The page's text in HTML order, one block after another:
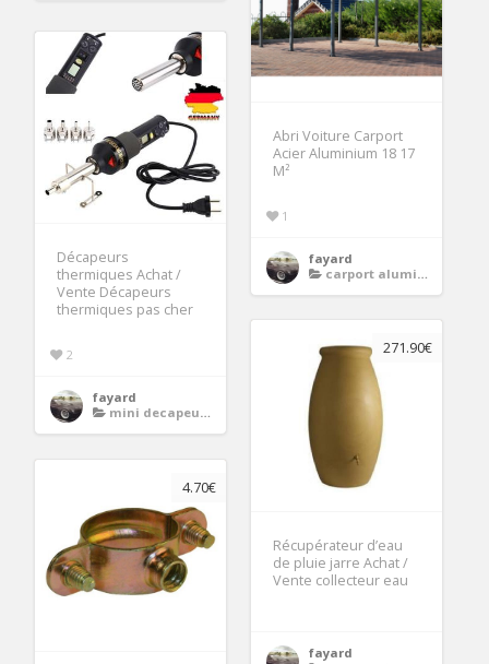
Abri Voiture Carport
Acier Aluminium 18 17
M²
1
fayard
carport aluminium
Décapeurs
thermiques Achat /
Vente Décapeurs
thermiques pas cher
2
fayard
mini decapeur thermique
271.90€
Récupérateur d’eau
de pluie jarre Achat /
Vente collecteur eau
fayard
4.70€